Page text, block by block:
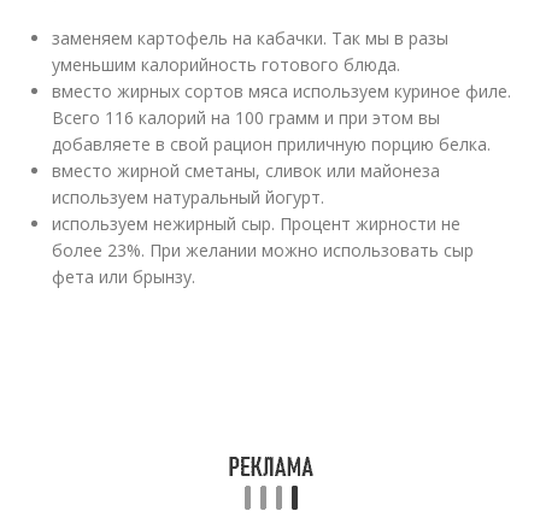
заменяем картофель на кабачки. Так мы в разы
уменьшим калорийность готового блюда.
вместо жирных сортов мяса используем куриное филе.
Всего 116 калорий на 100 грамм и при этом вы
добавляете в свой рацион приличную порцию белка.
вместо жирной сметаны, сливок или майонеза
используем натуральный йогурт.
используем нежирный сыр. Процент жирности не
более 23%. При желании можно использовать сыр
фета или брынзу.